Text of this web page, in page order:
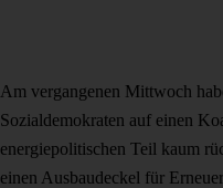
Am vergangenen Mittwoch
Sozialdemokraten auf einen
energiepolitischen Teil kaum
einen Ausbaudeckel für